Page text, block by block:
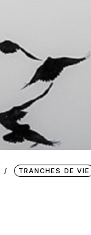
TRANCHES DE VIE